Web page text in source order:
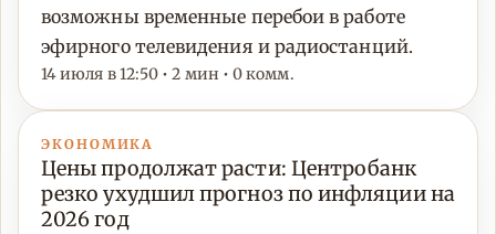
возможны временные перебои в работе
эфирного телевидения и радиостанций.
14 июля в 12:50 • 2 мин • 0 комм.
ЭКОНОМИКА
Цены продолжат расти: Центробанк
резко ухудшил прогноз по инфляции на
2026 год